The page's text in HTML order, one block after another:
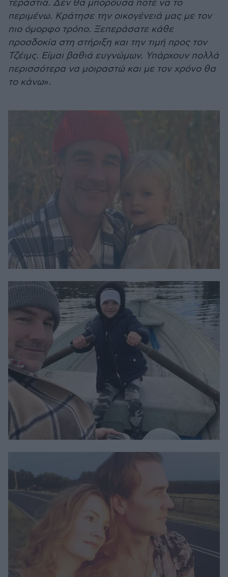
τεράστια. Δεν θα μπορούσα ποτέ να το
περιμένω. Κράτησε την οικογένειά μας με τον
πιο όμορφο τρόπο. Ξεπεράσατε κάθε
προσδοκία στη στήριξη και την τιμή προς τον
Τζέιμς. Είμαι βαθιά ευγνώμων. Υπάρχουν πολλά
περισσότερα να μοιραστώ και με τον χρόνο θα
το κάνω».